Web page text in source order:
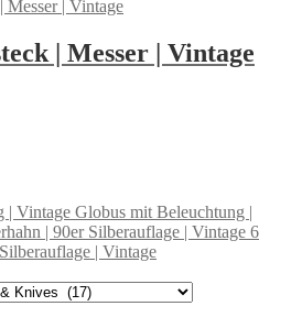
| Messer | Vintage
Globus mit Beleuchtung |
6
| Vintage